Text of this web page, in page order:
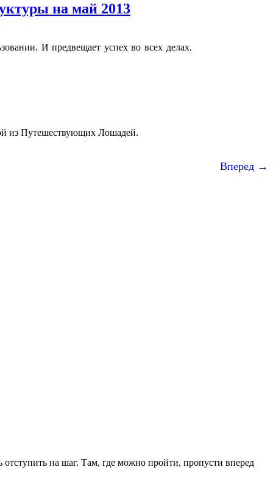
на май 2013
И предвещает успех во всех делах.
из Путешествующих Лошадей.
Вперед →
на шаг. Там, где можно пройти, пропусти вперед